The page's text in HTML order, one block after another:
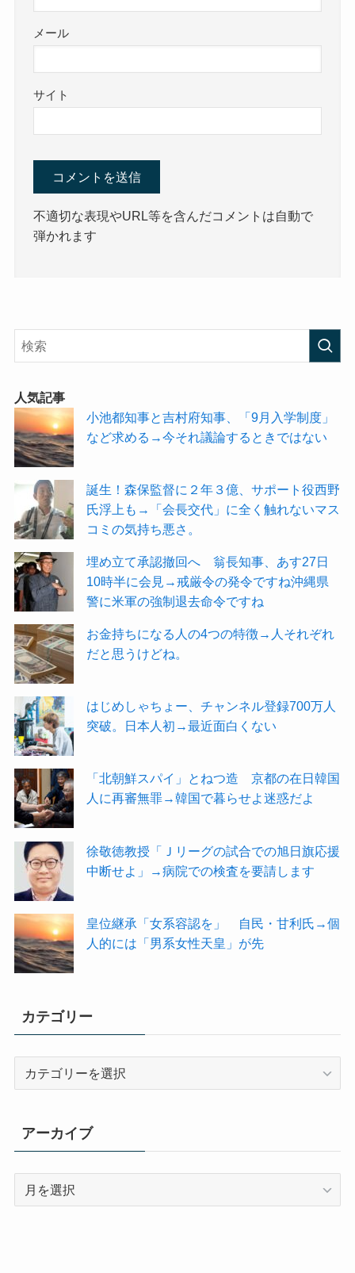
メール
サイト
不適切な表現やURL等を含んだコメントは自動で
弾かれます
人気記事
小池都知事と吉村府知事、「9月入学制度」
など求める→今それ議論するときではない
誕生！森保監督に２年３億、サポート役西野
氏浮上も→「会長交代」に全く触れないマス
コミの気持ち悪さ。
埋め立て承認撤回へ 翁長知事、あす27日
10時半に会見→戒厳令の発令ですね沖縄県
警に米軍の強制退去命令ですね
お金持ちになる人の4つの特徴→人それぞれ
だと思うけどね。
はじめしゃちょー、チャンネル登録700万人
突破。日本人初→最近面白くない
「北朝鮮スパイ」とねつ造 京都の在日韓国
人に再審無罪→韓国で暮らせよ迷惑だよ
徐敬徳教授「Ｊリーグの試合での旭日旗応援
中断せよ」→病院での検査を要請します
皇位継承「女系容認を」 自民・甘利氏→個
人的には「男系女性天皇」が先
カテゴリー
リ
ー
アーカイブ